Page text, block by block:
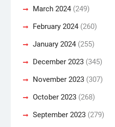
March 2024(249)
February 2024(260)
January 2024(255)
December 2023(345)
November 2023(307)
October 2023(268)
September 2023(279)